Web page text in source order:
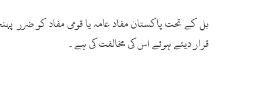
بل کے تحت پاکستان مفاد عامہ یا قومی مفاد کو
قرار دیتے ہوئے اس کی مخالفت کی ہے۔